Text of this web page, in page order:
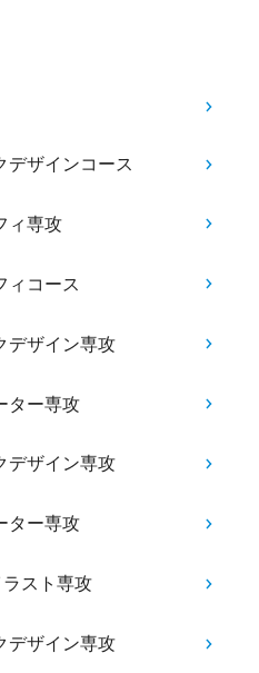
デザインコース
ィ専攻
ィコース
デザイン専攻
ター専攻
デザイン専攻
ター専攻
スト専攻
デザイン専攻